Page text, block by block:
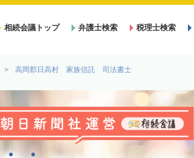
相続会議トップ 弁護士検索 税理士検索
高岡郡日高村 家族信託 司法書士